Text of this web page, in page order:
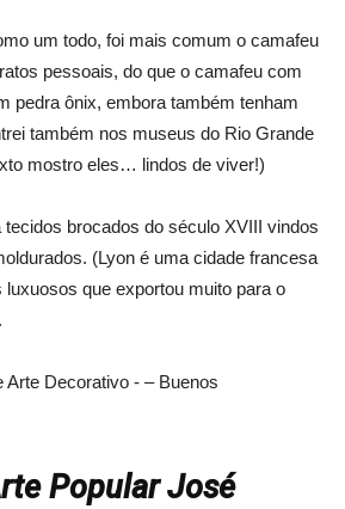
um todo, foi mais comum o camafeu
pessoais, do que o camafeu com
pedra ônix, embora também tenham
também nos museus do Rio Grande
mostro eles… lindos de viver!)
brocados do século XVIII vindos
(Lyon é uma cidade francesa
luxuosos que exportou muito para o
Popular José